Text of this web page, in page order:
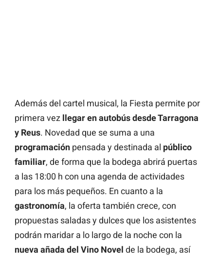
Además del cartel musical, la Fiesta permite por
primera vez llegar en autobús desde Tarragona
y Reus. Novedad que se suma a una
programación pensada y destinada al público
familiar, de forma que la bodega abrirá puertas
a las 18:00 h con una agenda de actividades
para los más pequeños. En cuanto a la
gastronomía, la oferta también crece, con
propuestas saladas y dulces que los asistentes
podrán maridar a lo largo de la noche con la
nueva añada del Vino Novel de la bodega, así